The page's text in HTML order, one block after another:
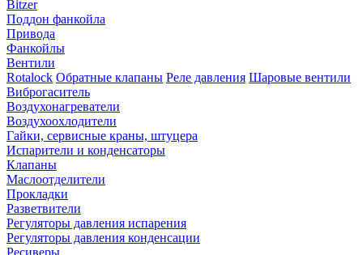
Bitzer
Поддон фанкойла
Привода
Фанкойлы
Вентили
Rotalock Обратные клапаны Реле давления Шаровые вентили
Виброгаситель
Воздухонагреватели
Воздухоохлодители
Гайки, сервисные краны, штуцера
Испарители и конденсаторы
Клапаны
Маслоотделители
Прокладки
Разветвители
Регуляторы давления испарения
Регуляторы давления конденсации
Ресиверы